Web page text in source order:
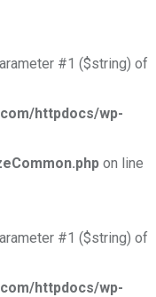
#1 ($string) of
httpdocs/wp-
on line
#1 ($string) of
httpdocs/wp-